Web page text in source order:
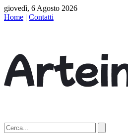
giovedì, 6 Agosto 2026
Home | Contatti